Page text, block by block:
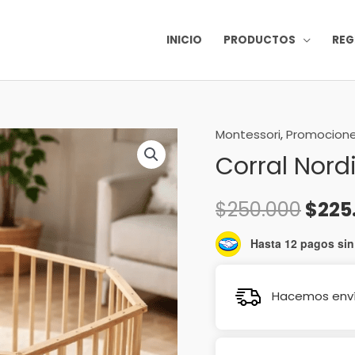
INICIO PRODUCTOS
Montessori,
Corral
$250.000
El
era:
$
Hasta 12 pagos
Hacemos
Corral
Nordico
cantidad